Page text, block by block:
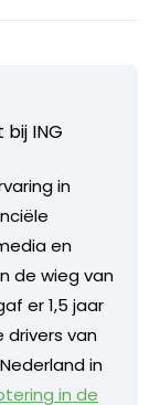
ING
in
en
de wieg van
er 1,5 jaar
drivers van
in
in de